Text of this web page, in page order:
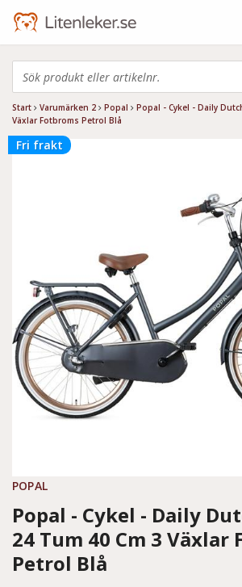
Start Varumärken 2 Popal
Popal - Cykel - Daily
Växlar Fotbroms Petrol Blå
Fri frakt
POPAL
Popal - Cykel - Daily
24 Tum 40 Cm 3 Växlar
Petrol Blå